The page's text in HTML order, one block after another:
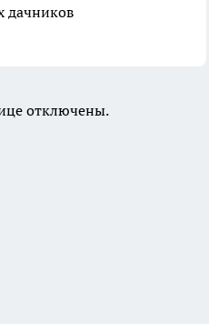
дачников
отключены.